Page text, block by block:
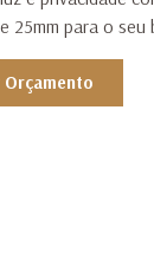
25mm para o seu